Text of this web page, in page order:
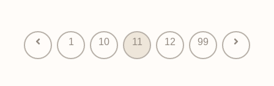
前
へ
1 10 11 12 99
次
へ